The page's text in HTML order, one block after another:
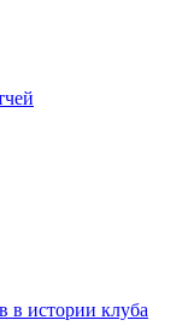
в истории клуба